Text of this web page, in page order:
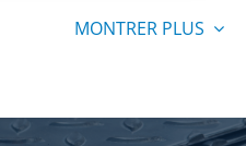
MONTRER PLUS